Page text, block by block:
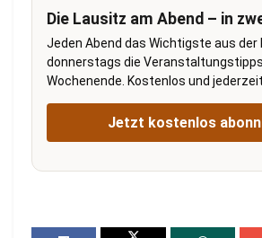
Die Lausitz am Abend – in
Jeden Abend das Wichtigste aus der
donnerstags die
Wochenende. Kostenlos und
Jetzt kostenlos